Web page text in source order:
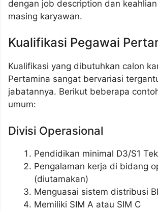
dengan job description dan
masing karyawan.
Kualifikasi Pegawai
Kualifikasi yang dibutuhkan calon
Pertamina sangat bervariasi
jabatannya. Berikut beberapa
umum:
Divisi Operasional
Pendidikan minimal D3/S1
Pengalaman kerja di bidang
(diutamakan)
Menguasai sistem distribusi
Memiliki SIM A atau SIM C